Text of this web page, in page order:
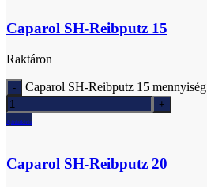
Caparol SH-Reibputz 15
Raktáron
Caparol SH-Reibputz 15 mennyiség
Ajánlatkérés
Caparol SH-Reibputz 20